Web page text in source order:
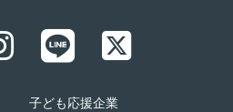
子ども応援企業